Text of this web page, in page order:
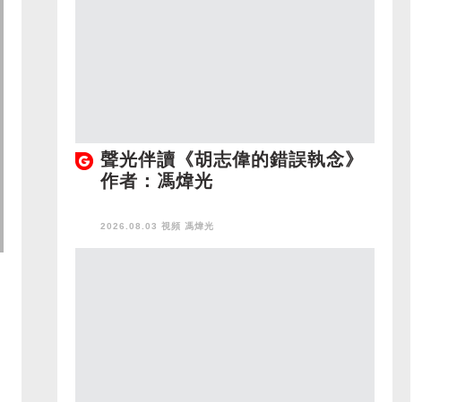
聲光伴讀《胡志偉的錯誤執念》
作者：馮煒光
2026.08.03 視頻 馮煒光